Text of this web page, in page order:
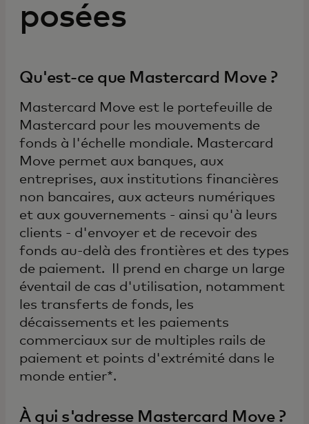
posées
Qu'est-ce que Mastercard Move ?
Mastercard Move est le portefeuille de
Mastercard pour les mouvements de
fonds à l'échelle mondiale. Mastercard
Move permet aux banques, aux
entreprises, aux institutions financières
non bancaires, aux acteurs numériques
et aux gouvernements - ainsi qu'à leurs
clients - d'envoyer et de recevoir des
fonds au-delà des frontières et des types
de paiement. Il prend en charge un large
éventail de cas d'utilisation, notamment
les transferts de fonds, les
décaissements et les paiements
commerciaux sur de multiples rails de
paiement et points d'extrémité dans le
monde entier*.
À qui s'adresse Mastercard Move ?